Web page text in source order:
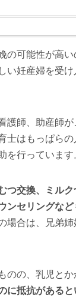
の可能性が高
い妊産婦を受
護師、助産師
士はもっぱらの
を行っています
つ交換、ミル
ンセリングなど
場合は、兄弟姉
のの、乳児とか
に抵抗がある